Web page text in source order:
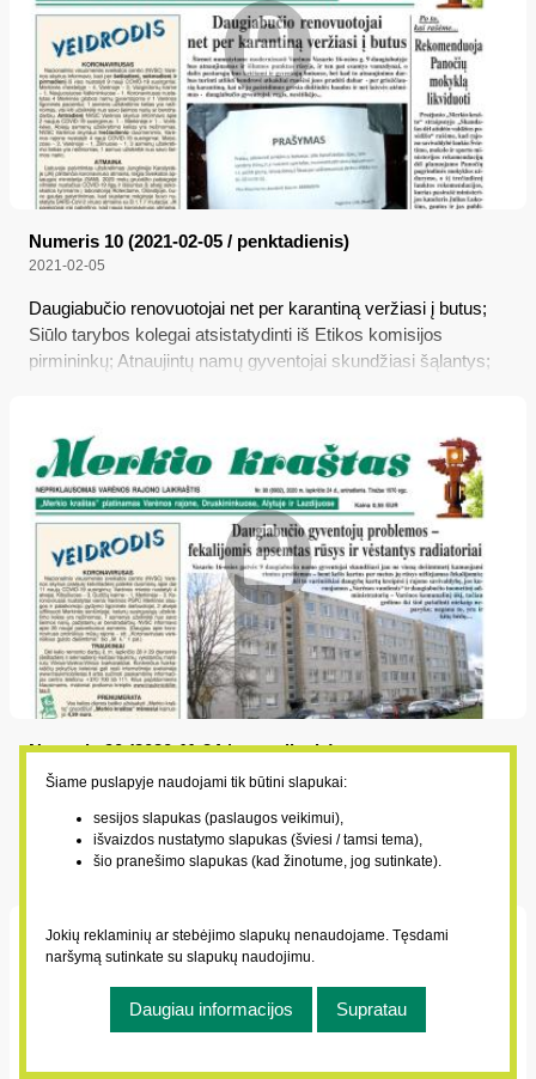
Numeris 10 (2021-02-05 / penktadienis)
2021-02-05
Daugiabučio renovuotojai net per karantiną veržiasi į butus;
Siūlo tarybos kolegai atsistatydinti iš Etikos komisijos
pirmininkų; Atnaujintų namų gyventojai skundžiasi šąlantys;
Numeris 90 (2020-11-24 / antradienis)
2020-11-24
Daugiabučių gyventojų problemos – fekalijomis apsemtas
rūsys ir vėstantys radiatoriai; Karantinas retina viešąjį
transportą; Pasirašyti sutartį su elektros tiekėju lieka nedaug
Šiame puslapyje naudojami tik būtini slapukai:
sesijos slapukas (paslaugos veikimui),
išvaizdos nustatymo slapukas (šviesi / tamsi tema),
šio pranešimo slapukas (kad žinotume, jog sutinkate).
Jokių reklaminių ar stebėjimo slapukų nenaudojame. Tęsdami
naršymą sutinkate su slapukų naudojimu.
Daugiau informacijos Supratau